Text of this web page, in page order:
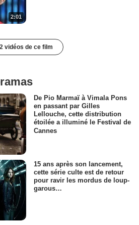
2:01
2 vidéos de ce film
De Pio Marmaï à Vimala Pons
en passant par Gilles
Lellouche, cette distribution
étoilée a illuminé le Festival de
Cannes
15 ans après son lancement,
cette série culte est de retour
pour ravir les mordus de loup-
garous…